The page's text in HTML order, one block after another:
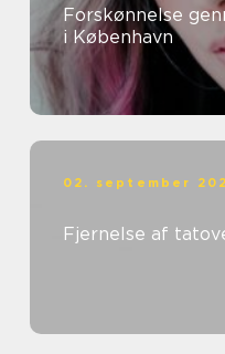
Forskønnelse
i København
02. september
Fjernelse af